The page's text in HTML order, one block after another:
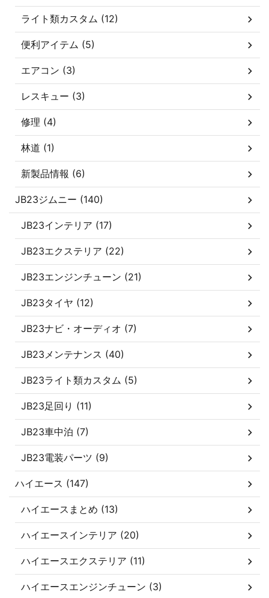
ライト類カスタム (12)
便利アイテム (5)
エアコン (3)
レスキュー (3)
修理 (4)
林道 (1)
新製品情報 (6)
JB23ジムニー (140)
JB23インテリア (17)
JB23エクステリア (22)
JB23エンジンチューン (21)
JB23タイヤ (12)
JB23ナビ・オーディオ (7)
JB23メンテナンス (40)
JB23ライト類カスタム (5)
JB23足回り (11)
JB23車中泊 (7)
JB23電装パーツ (9)
ハイエース (147)
ハイエースまとめ (13)
ハイエースインテリア (20)
ハイエースエクステリア (11)
ハイエースエンジンチューン (3)